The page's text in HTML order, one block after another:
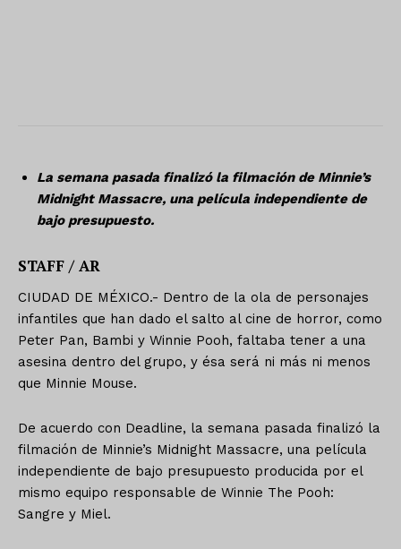
La semana pasada finalizó la filmación de Minnie’s
Midnight Massacre, una película independiente de
bajo presupuesto.
STAFF / AR
CIUDAD DE MÉXICO.- Dentro de la ola de personajes
infantiles que han dado el salto al cine de horror, como
Peter Pan, Bambi y Winnie Pooh, faltaba tener a una
asesina dentro del grupo, y ésa será ni más ni menos
que Minnie Mouse.
De acuerdo con Deadline, la semana pasada finalizó la
filmación de Minnie’s Midnight Massacre, una película
independiente de bajo presupuesto producida por el
mismo equipo responsable de Winnie The Pooh:
Sangre y Miel.